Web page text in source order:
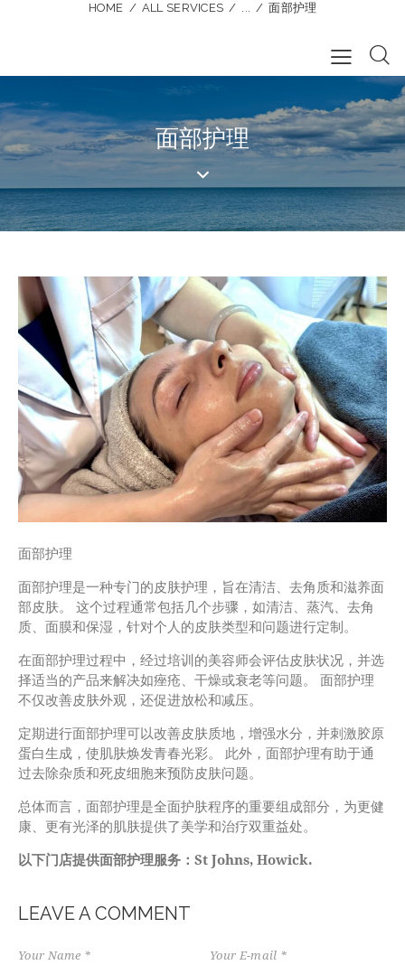
HOME ALL SERVICES ... 面部护理
面部护理
面部护理
面部护理是一种专门的皮肤护理，旨在清洁、去角质和滋养面
部皮肤。 这个过程通常包括几个步骤，如清洁、蒸汽、去角
质、面膜和保湿，针对个人的皮肤类型和问题进行定制。
在面部护理过程中，经过培训的美容师会评估皮肤状况，并选
择适当的产品来解决如痤疮、干燥或衰老等问题。 面部护理
不仅改善皮肤外观，还促进放松和减压。
定期进行面部护理可以改善皮肤质地，增强水分，并刺激胶原
蛋白生成，使肌肤焕发青春光彩。 此外，面部护理有助于通
过去除杂质和死皮细胞来预防皮肤问题。
总体而言，面部护理是全面护肤程序的重要组成部分，为更健
康、更有光泽的肌肤提供了美学和治疗双重益处。
以下门店提供面部护理服务：St Johns, Howick.
LEAVE A COMMENT